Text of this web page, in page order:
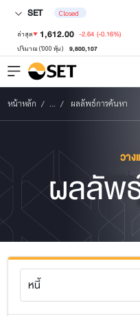
SET Closed
ล่าสุด 1,612.00 -2.64 (-0.16%)
ปริมาณ ('000 หุ้น) 9,800,107
หน้าหลัก ... ผลลัพธ์การค้นหา
วาง
ผลลัพ